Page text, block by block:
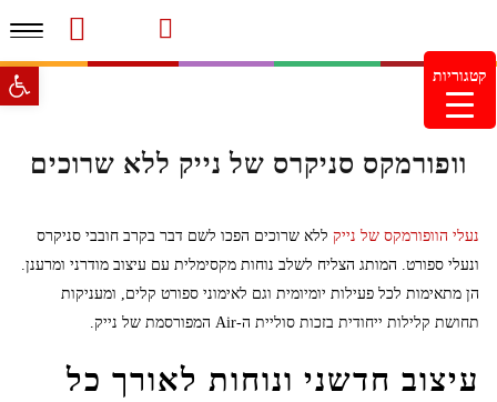
מוצרים חדשים
צור קשר מעקב הזמנות
וופורמקס סניקרס של נייק ללא שרוכים
נעלי הוופורמקס של נייק ללא שרוכים הפכו לשם דבר בקרב חובבי סניקרס
ונעלי ספורט. המותג הצליח לשלב נוחות מקסימלית עם עיצוב מודרני ומרענן.
הן מתאימות לכל פעילות יומיומית וגם לאימוני ספורט קלים, ומעניקות
תחושת קלילות ייחודית בזכות סוליית ה-Air המפורסמת של נייק.
עיצוב חדשני ונוחות לאורך כל
קטגוריות פתח